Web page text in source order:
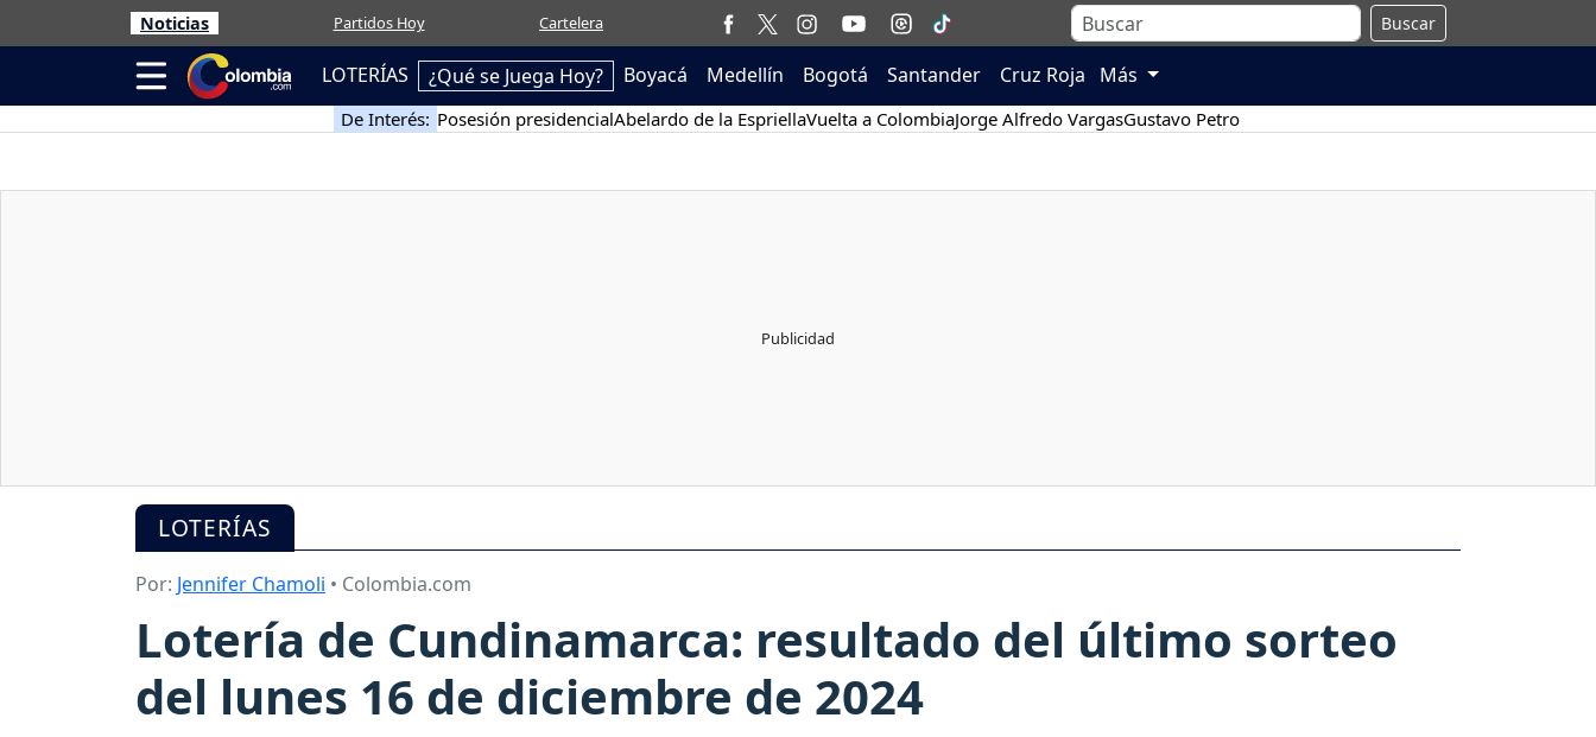
Noticias Partidos Hoy Cartelera Buscar
LOTERÍAS ¿Qué se Juega Hoy? Boyacá Medellín Bogotá Santander Cruz Roja Más
De Interés: Posesión presidencialAbelardo de la EspriellaVuelta a ColombiaJorge Alfredo VargasGustavo Petro
LOTERÍAS
Por: Jennifer Chamoli • Colombia.com
Lotería de Cundinamarca: resultado del último sorteo
del lunes 16 de diciembre de 2024